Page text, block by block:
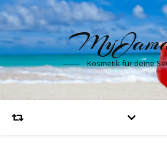
Kosmetik für deine